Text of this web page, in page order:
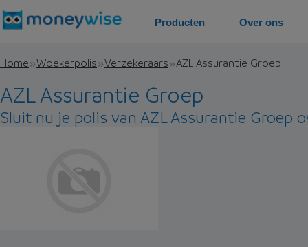
Home Woekerpolis Verzekeraars AZL Assurantie Groep
AZL Assurantie Groep
Sluit nu je polis van AZL Assurantie Groep
Producten Over ons